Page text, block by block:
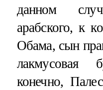
данном
арабского, к
Обама, сын
конечно,